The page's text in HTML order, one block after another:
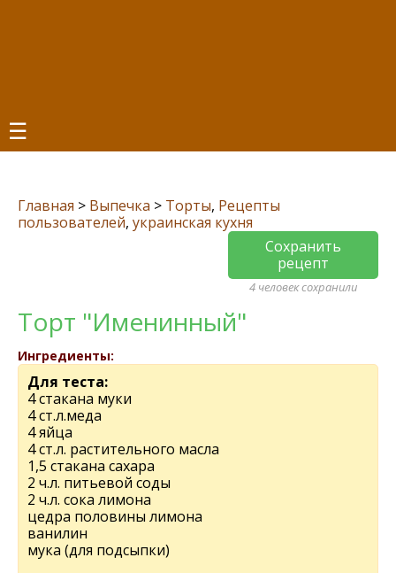
☰
Главная > Выпечка > Торты, Рецепты
пользователей, украинская кухня
Сохранить
рецепт
4 человек сохранили
Торт "Именинный"
Ингредиенты:
Для теста:
4 стакана муки
4 ст.л.меда
4 яйца
4 ст.л. растительного масла
1,5 стакана сахара
2 ч.л. питьевой соды
2 ч.л. сока лимона
цедра половины лимона
ванилин
мука (для подсыпки)